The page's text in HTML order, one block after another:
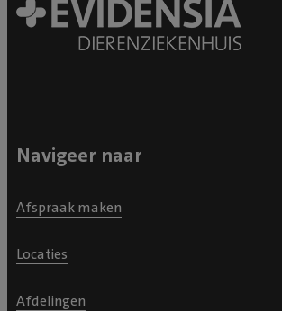
Navigeer naar
Afspraak maken
Locaties
Afdelingen